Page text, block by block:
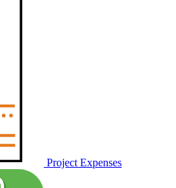
Project Expenses